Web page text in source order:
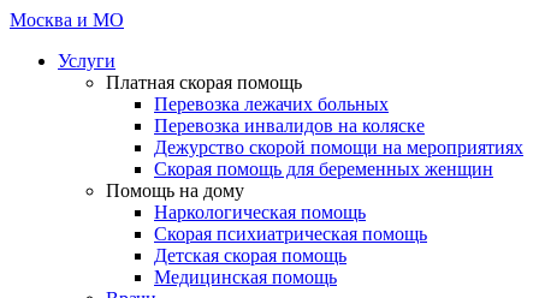
Неотложка 24
Москва и МО
Услуги
Платная скорая помощь
Перевозка лежачих больных
Перевозка инвалидов на коляске
Дежурство скорой помощи на мероприятиях
Скорая помощь для беременных женщин
Помощь на дому
Наркологическая помощь
Скорая психиатрическая помощь
Детская скорая помощь
Медицинская помощь